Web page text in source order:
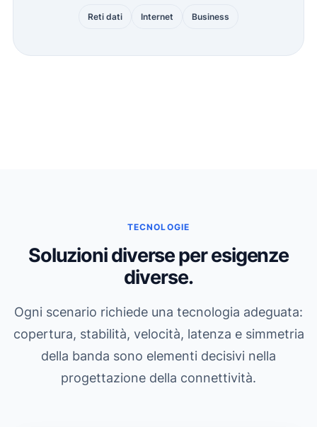
Reti dati Internet Business
TECNOLOGIE
Soluzioni diverse per esigenze
diverse.
Ogni scenario richiede una tecnologia adeguata:
copertura, stabilità, velocità, latenza e simmetria
della banda sono elementi decisivi nella
progettazione della connettività.